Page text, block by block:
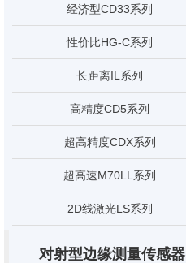
经济型CD33系列
性价比HG-C系列
长距离IL系列
高精度CD5系列
超高精度CDX系列
超高速M70LL系列
2D线激光LS系列
对射型边缘测量传感器